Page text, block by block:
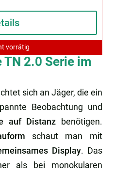
€.
vorrätig
TN 2.0 Serie im
sich an Jäger, die ein
Beobachtung und
auf Distanz benötigen.
schaut man mit
Display. Das
als bei monokularen